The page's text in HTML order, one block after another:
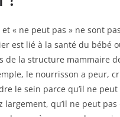
et « ne peut pas » ne sont
est lié à la santé du bébé
de la structure mammaire
le nourrisson a peur,
le sein parce qu’il ne
largement, qu’il ne peut